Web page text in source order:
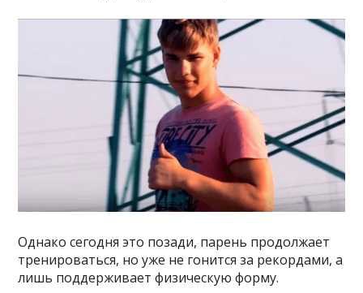
Однако сегодня это позади, парень продолжает
тренироваться, но уже не гонится за рекордами, а
лишь поддерживает физическую форму.